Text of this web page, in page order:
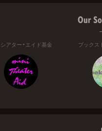
Our
アター・エイド基金 ブックス